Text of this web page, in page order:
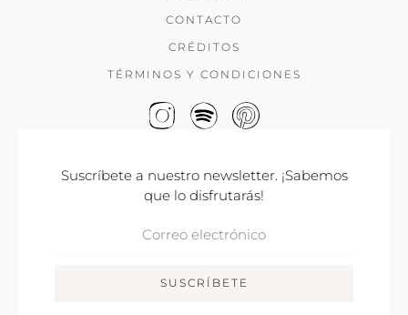
CONTACTO
CRÉDITOS
TÉRMINOS Y CONDICIONES
Suscríbete a nuestro newsletter. ¡Sabemos
que lo disfrutarás!
SUSCRÍBETE